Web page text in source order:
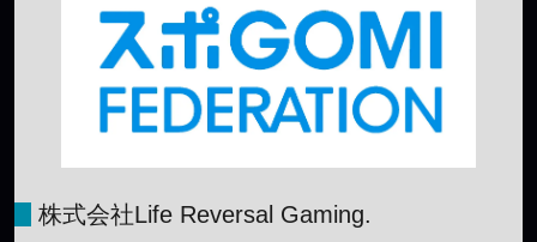
株式会社Life Reversal Gaming.